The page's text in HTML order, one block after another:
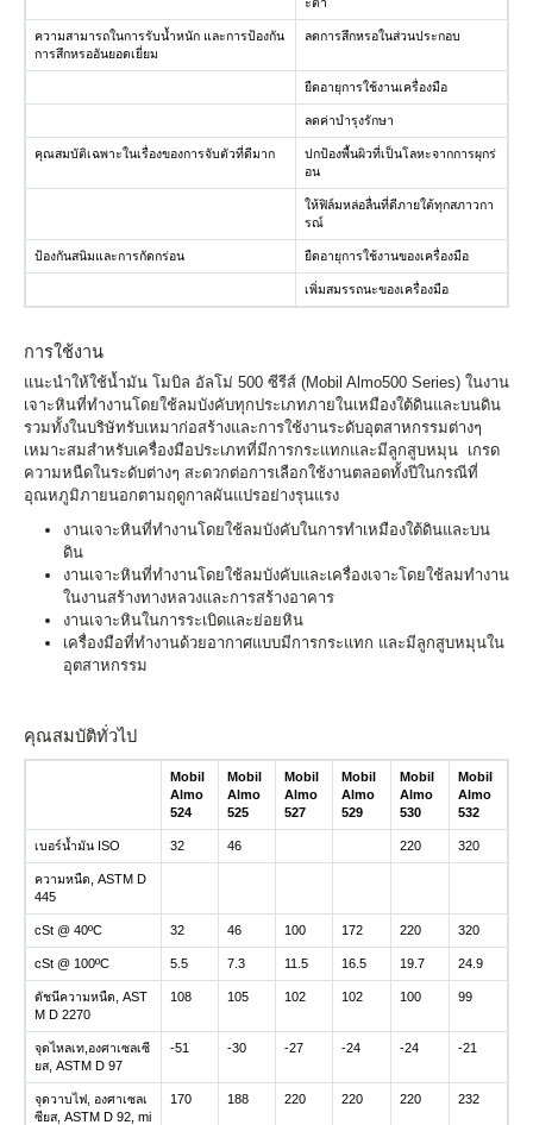
ความสามารถในการรับน้ำหนัก และการป้องกัน
การสึกหรออันยอดเยี่ยม
ลดการสึกหรอในส่วนประกอบ
ยืดอายุการใช้งานเครื่องมือ
ลดค่าบำรุงรักษา
คุณสมบัติเฉพาะในเรื่องของการจับตัวที่ดีมาก
ปกป้องพื้นผิวที่เป็นโลหะจากการผุกร่
อน
ให้ฟิล์มหล่อลื่นที่ดีภายใต้ทุกสภาวกา
รณ์
ป้องกันสนิมและการกัดกร่อน ยืดอายุการใช้งานของเครื่องมือ
เพิ่มสมรรถนะของเครื่องมือ
การใช้งาน
แนะนำให้ใช้น้ำมัน โมบิล อัลโม่ 500 ซีรีส์ (Mobil Almo500 Series) ในงาน
เจาะหินที่ทำงานโดยใช้ลมบังคับทุกประเภทภายในเหมืองใต้ดินและบนดิน
รวมทั้งในบริษัทรับเหมาก่อสร้างและการใช้งานระดับอุตสาหกรรมต่างๆ
เหมาะสมสำหรับเครื่องมือประเภทที่มีการกระแทกและมีลูกสูบหมุน เกรด
ความหนืดในระดับต่างๆ สะดวกต่อการเลือกใช้งานตลอดทั้งปีในกรณีที่
อุณหภูมิภายนอกตามฤดูกาลผันแปรอย่างรุนแรง
งานเจาะหินที่ทำงานโดยใช้ลมบังคับในการทำเหมืองใต้ดินและบน
ดิน
งานเจาะหินที่ทำงานโดยใช้ลมบังคับและเครื่องเจาะโดยใช้ลมทำงาน
ในงานสร้างทางหลวงและการสร้างอาคาร
งานเจาะหินในการระเบิดและย่อยหิน
เครื่องมือที่ทำงานด้วยอากาศแบบมีการกระแทก และมีลูกสูบหมุนใน
อุตสาหกรรม
คุณสมบัติทั่วไป
Mobil
Almo
524
Mobil
Almo
525
Mobil
Almo
527
Mobil
Almo
529
Mobil
Almo
530
Mobil
Almo
532
เบอร์น้ำมัน ISO 32 46 220 320
ความหนืด, ASTM D
445
cSt @ 40ºC 32 46 100 172 220 320
cSt @ 100ºC 5.5 7.3 11.5 16.5 19.7 24.9
ดัชนีความหนืด, AST
M D 2270
108 105 102 102 100 99
จุดไหลเท,องศาเซลเซี
ยส, ASTM D 97
-51 -30 -27 -24 -24 -21
จุดวาบไฟ, องศาเซลเ
ซียส, ASTM D 92, mi
170 188 220 220 220 232